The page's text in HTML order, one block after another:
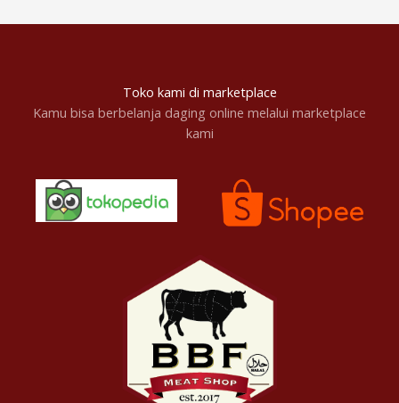
Toko kami di marketplace
Kamu bisa berbelanja daging online melalui marketplace
kami